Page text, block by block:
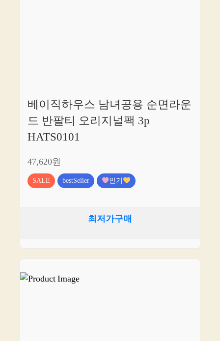
베이직하우스 남녀공용 순면라운
드 반팔티 오리지널팩 3p
HATS0101
47,620원
SALE bestSeller 인기
최저가구매